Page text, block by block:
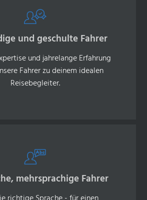
und geschulte Fahrer
und jahrelange Erfahrung
Fahrer zu deinem idealen
Reisebegleiter.
mehrsprachige Fahrer